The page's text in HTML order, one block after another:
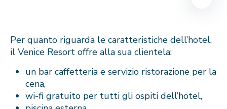
Per quanto riguarda le caratteristiche dell’hotel,
il Venice Resort offre alla sua clientela:
un bar caffetteria e servizio ristorazione per la
cena,
wi-fi gratuito per tutti gli ospiti dell’hotel,